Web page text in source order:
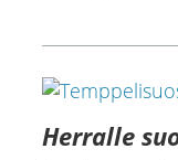
Herralle